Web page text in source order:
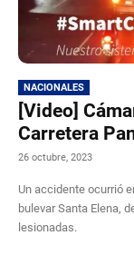
NACIONALES
[Video]
Carretera
26 octubre, 2023
Un accidente ocurrió
bulevar Santa Elena,
lesionadas.